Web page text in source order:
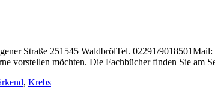
Straße 251545 WaldbrölTel. 02291/
vorstellen möchten. Die Fachbücher finden Sie am
, Krebs